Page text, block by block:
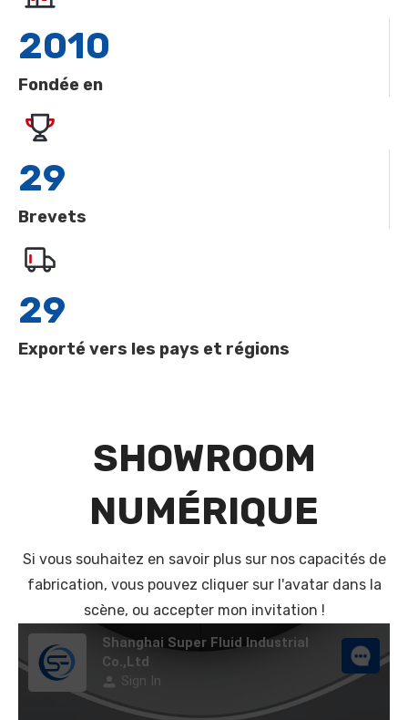
2010
Fondée en
29
Brevets
29
Exporté vers les pays et régions
SHOWROOM
NUMÉRIQUE
Si vous souhaitez en savoir plus sur nos capacités de
fabrication, vous pouvez cliquer sur l'avatar dans la
scène, ou accepter mon invitation !